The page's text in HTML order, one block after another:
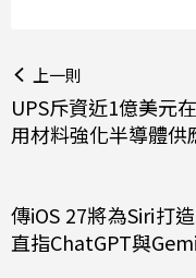
上一則
UPS斥資近1億美元
用材料強化半導體供
傳iOS 27將為Siri打
直指ChatGPT與